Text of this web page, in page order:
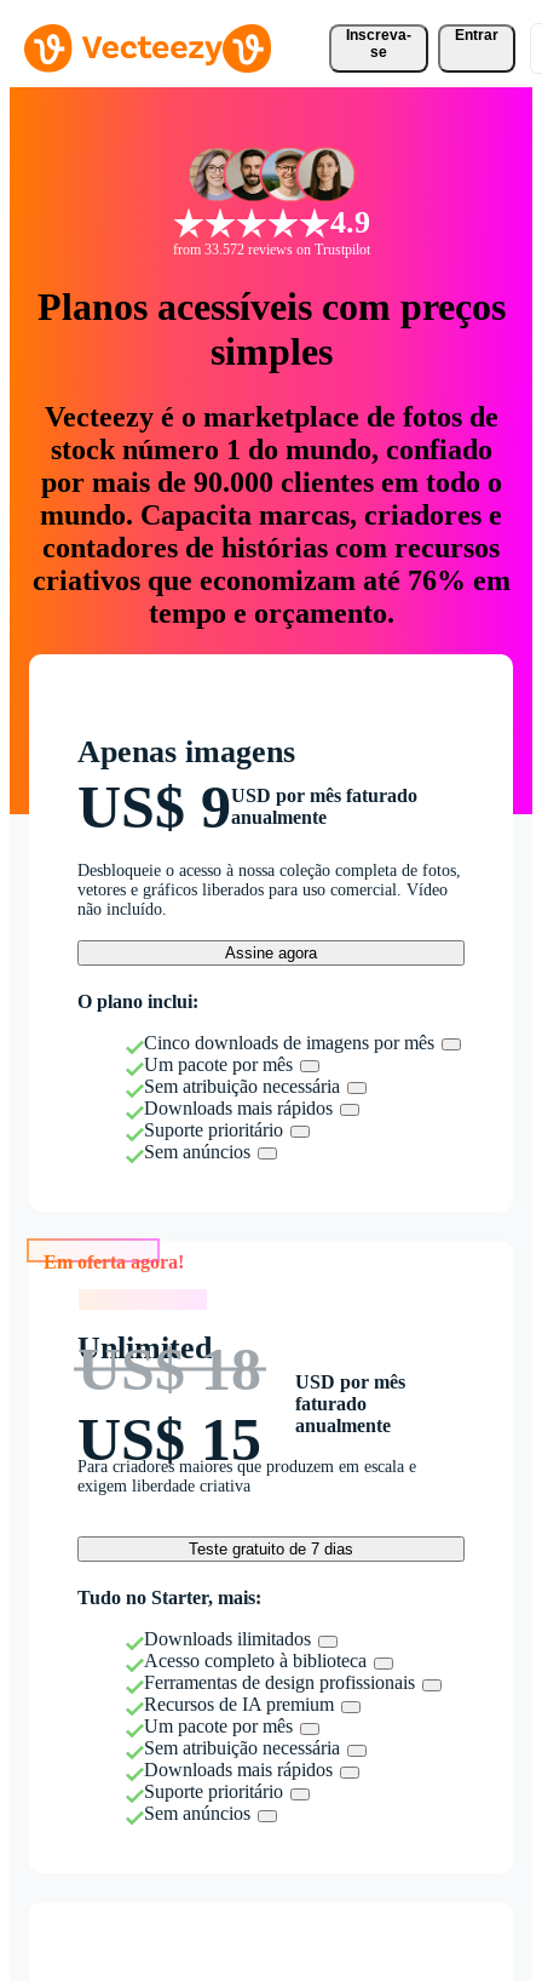
Inscreva-
se
Entrar
4.9
from 33.572 reviews on Trustpilot
Planos acessíveis com preços
simples
Vecteezy é o marketplace de fotos de
stock número 1 do mundo, confiado
por mais de 90.000 clientes em todo o
mundo. Capacita marcas, criadores e
contadores de histórias com recursos
criativos que economizam até 76% em
tempo e orçamento.
Apenas imagens
US$ 9USD por mês faturado
anualmente
Desbloqueie o acesso à nossa coleção completa de fotos,
vetores e gráficos liberados para uso comercial. Vídeo
não incluído.
Assine agora
O plano inclui:
Cinco downloads de imagens por mês
Um pacote por mês
Sem atribuição necessária
Downloads mais rápidos
Suporte prioritário
Sem anúncios
Unlimited
US$ 18
US$ 15
USD por mês
faturado
anualmente
Para criadores maiores que produzem em escala e
exigem liberdade criativa
Teste gratuito de 7 dias
Tudo no Starter, mais:
Downloads ilimitados
Acesso completo à biblioteca
Ferramentas de design profissionais
Recursos de IA premium
Um pacote por mês
Sem atribuição necessária
Downloads mais rápidos
Suporte prioritário
Sem anúncios